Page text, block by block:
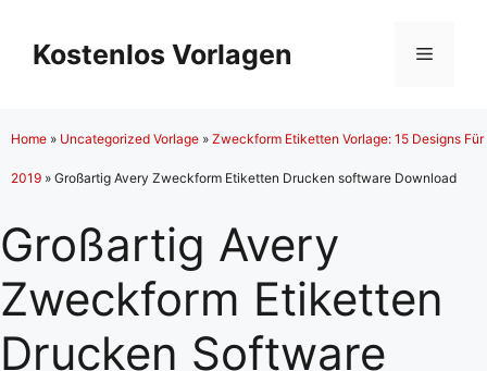
Inhalt
springen
Kostenlos Vorlagen Menü
Home » Uncategorized Vorlage » Zweckform Etiketten Vorlage: 15 Designs Für
2019 » Großartig Avery Zweckform Etiketten Drucken software Download
Großartig Avery
Zweckform Etiketten
Drucken Software